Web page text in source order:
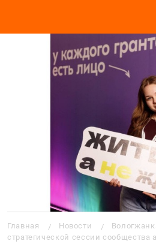
Главная Новости
стратегической сессии сообщества